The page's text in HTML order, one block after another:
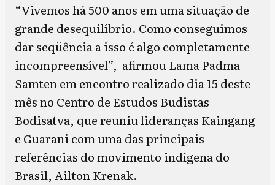
“Vivemos há 500 anos em uma situação de
grande desequilíbrio. Como conseguimos
dar seqüência a isso é algo completamente
incompreensível”, afirmou Lama Padma
Samten em encontro realizado dia 15 deste
mês no Centro de Estudos Budistas
Bodisatva, que reuniu lideranças Kaingang
e Guarani com uma das principais
referências do movimento indígena do
Brasil, Ailton Krenak.